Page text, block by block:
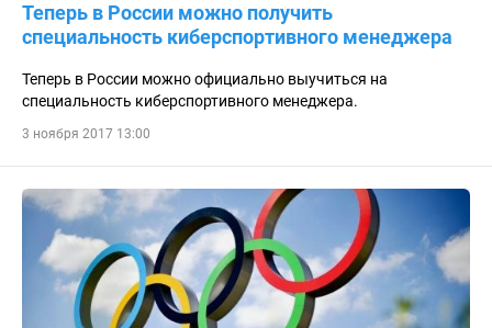
Теперь в России можно получить
специальность киберспортивного менеджера
Теперь в России можно официально выучиться на
специальность киберспортивного менеджера.
3 ноября 2017 13:00